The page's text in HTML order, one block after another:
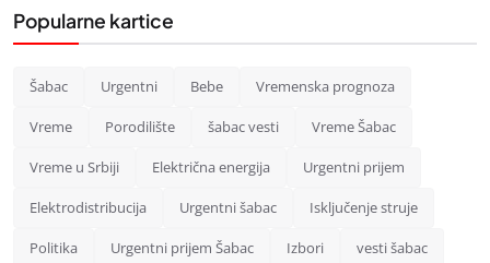
Popularne kartice
Šabac Urgentni Bebe Vremenska prognoza
Vreme Porodilište šabac vesti Vreme Šabac
Vreme u Srbiji Električna energija Urgentni prijem
Elektrodistribucija Urgentni šabac Isključenje struje
Politika Urgentni prijem Šabac Izbori vesti šabac